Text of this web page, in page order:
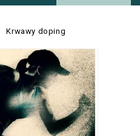
Krwawy doping